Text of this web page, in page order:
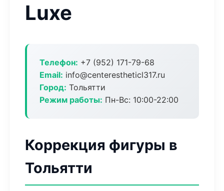
Luxe
Телефон: +7 (952) 171-79-68
Email: info@centerestheticl317.ru
Город: Тольятти
Режим работы: Пн-Вс: 10:00-22:00
Коррекция фигуры в
Тольятти